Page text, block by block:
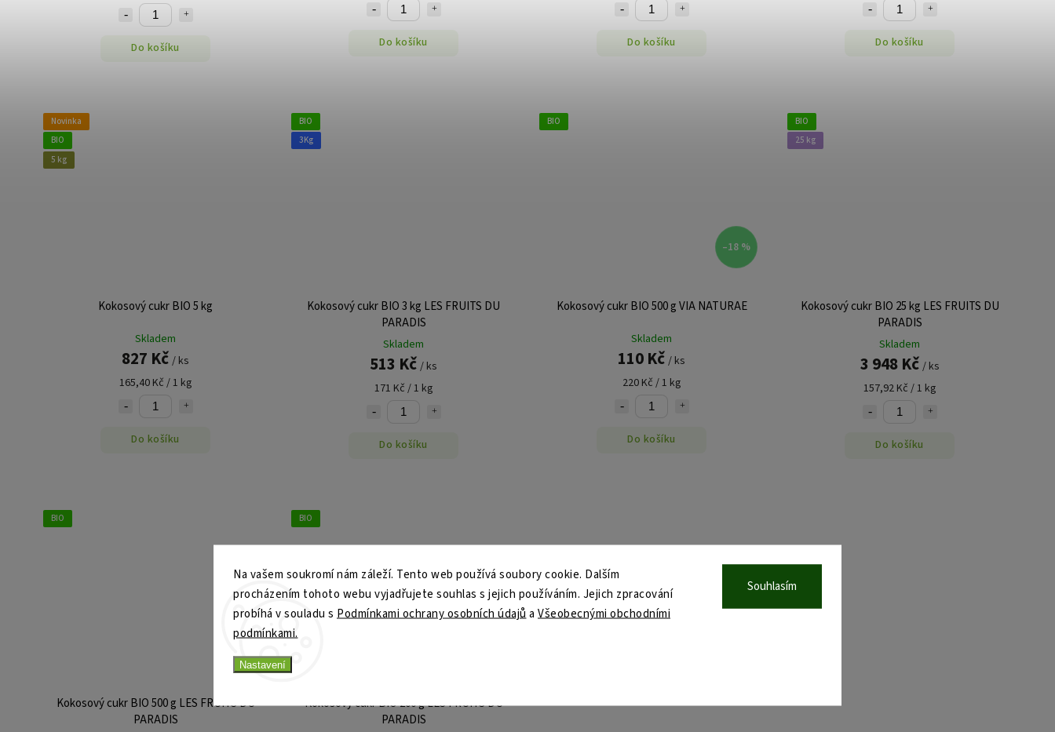
Na vašem soukromí nám záleží. Tento web používá soubory cookie. Dalším
procházením tohoto webu vyjadřujete souhlas s jejich používáním. Jejich zpracování
probíhá v souladu s Podmínkami ochrany osobních údajůa Všeobecnými obchodními
podmínkami.
Nastavení
Souhlasím
Do košíku Do košíku Do košíku Do košíku
Novinka
BIO
5 kg
Kokosový cukr BIO 5 kg
Skladem
827 Kč / ks
165,40 Kč / 1 kg
Do košíku
BIO
3Kg
Kokosový cukr BIO 3 kg LES FRUITS DU
PARADIS
Skladem
513 Kč / ks
171 Kč / 1 kg
Do košíku
BIO
–18 %
Kokosový cukr BIO 500 g VIA NATURAE
Skladem
110 Kč / ks
220 Kč / 1 kg
Do košíku
BIO
25 kg
Kokosový cukr BIO 25 kg LES FRUITS DU
PARADIS
Skladem
3 948 Kč / ks
157,92 Kč / 1 kg
Do košíku
BIO
Kokosový cukr BIO 500 g LES FRUITS DU
PARADIS
BIO
Kokosový cukr BIO 200 g LES FRUITS DU
PARADIS